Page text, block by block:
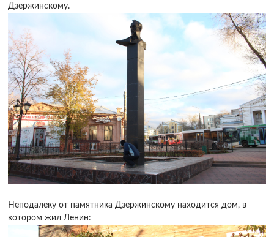
Дзержинскому.
Неподалеку от памятника Дзержинскому находится дом, в
котором жил Ленин: